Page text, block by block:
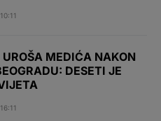
MEDIĆA NAKON
DESETI JE